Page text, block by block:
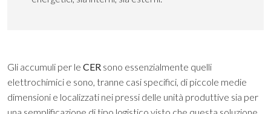
Gli accumuli per le CER sono essenzialmente quelli
elettrochimici e sono, tranne casi specifici, di piccole medie
dimensioni e localizzati nei pressi delle unità produttive sia per